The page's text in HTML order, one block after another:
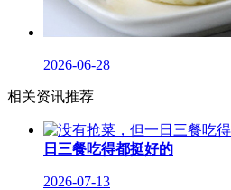
2026-06-28
相关资讯推荐
日三餐吃得都挺好的
2026-07-13